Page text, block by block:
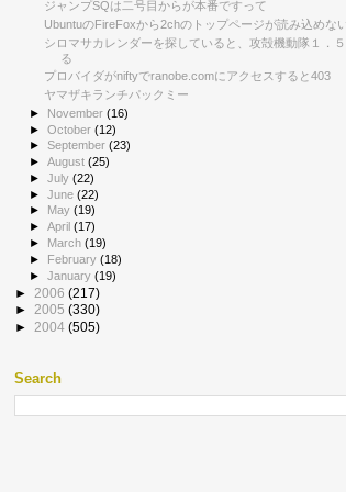
ジャンプSQは二号目からが本番ですって
UbuntuのFireFoxから2chのトップページが読み込めな
シロマサカレンダーを探していると、攻殻機動隊１．
る
プロバイダがniftyでranobe.comにアクセスすると403
ヤマザキランチパックミー
► November(16)
►October(12)
►September(23)
►August(25)
►July(22)
►June(22)
►
May(19)
►April(17)
► March(19)
► February(18)
►January(19)
► 2006 (217)
► 2005 (330)
► 2004 (505)
Search